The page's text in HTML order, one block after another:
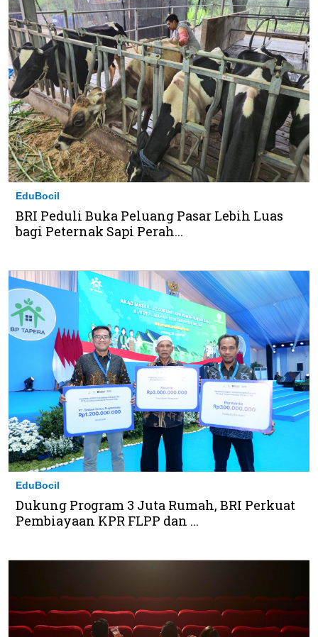
EduBocil
BRI Peduli Buka Peluang Pasar Lebih Luas
bagi Peternak Sapi Perah...
EduBocil
Dukung Program 3 Juta Rumah, BRI Perkuat
Pembiayaan KPR FLPP dan ...